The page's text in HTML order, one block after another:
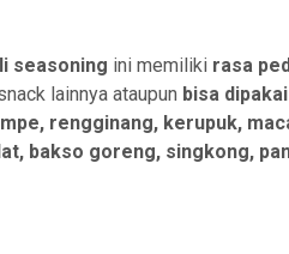
seasoning ini memiliki rasa
lainnya ataupun bisa
rengginang, kerupuk,
bakso goreng, singkong,